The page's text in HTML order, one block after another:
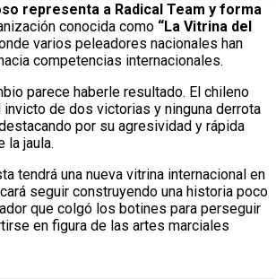
representa a Radical Team y forma
conocida como “La Vitrina del
varios peleadores nacionales han
competencias internacionales.
parece haberle resultado. El chileno
invicto de dos victorias y ninguna derrota
por su agresividad y rápida
la jaula.
tendrá una nueva vitrina internacional en
seguir construyendo una historia poco
que colgó los botines para perseguir
en figura de las artes marciales